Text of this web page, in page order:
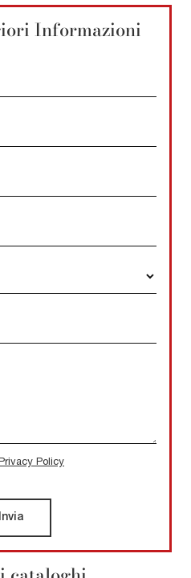
Informazioni
Policy
Invia